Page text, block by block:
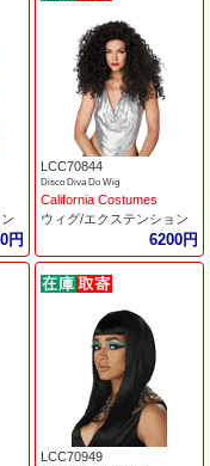
円
LCC70844
Disco Diva Do Wig
California Costumes
ウィグ/エクステンション
6200円
LCC70949